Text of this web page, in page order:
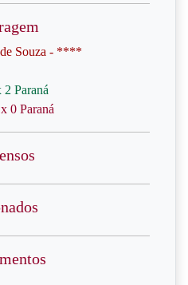
Souza - ****
Paraná
0 Paraná